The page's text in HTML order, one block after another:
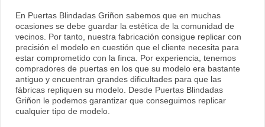
En Puertas Blindadas Griñon sabemos que en muchas
ocasiones se debe guardar la estética de la comunidad de
vecinos. Por tanto, nuestra fabricación consigue replicar con
precisión el modelo en cuestión que el cliente necesita para
estar comprometido con la finca. Por experiencia, tenemos
compradores de puertas en los que su modelo era bastante
antiguo y encuentran grandes dificultades para que las
fábricas repliquen su modelo. Desde Puertas Blindadas
Griñon le podemos garantizar que conseguimos replicar
cualquier tipo de modelo.